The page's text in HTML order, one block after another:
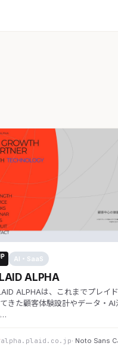
AI・SaaS
ALPHA
ALPHAは、これまでプレイ
きた顧客体験設計やデータ・AI
alpha.plaid.co.jp· Noto Sans